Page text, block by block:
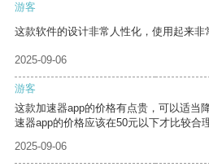
游客
这款软件的设计非常人性化，使用起来非
2025-09-06
游客
这款加速器app的价格有点贵，可以适当
速器app的价格应该在50元以下才比较合理
2025-09-06